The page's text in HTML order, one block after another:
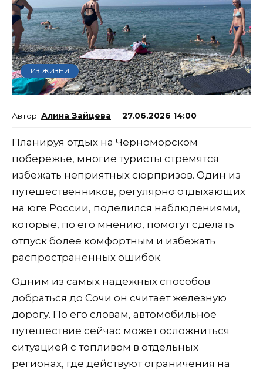
ИЗ ЖИЗНИ
Алина Зайцева 27.06.2026 14:00
Планируя отдых на Черноморском
побережье, многие туристы стремятся
избежать неприятных сюрпризов. Один из
путешественников, регулярно отдыхающих
на юге России, поделился наблюдениями,
которые, по его мнению, помогут сделать
отпуск более комфортным и избежать
распространенных ошибок.
Одним из самых надежных способов
добраться до Сочи он считает железную
дорогу. По его словам, автомобильное
путешествие сейчас может осложниться
ситуацией с топливом в отдельных
регионах, где действуют ограничения на